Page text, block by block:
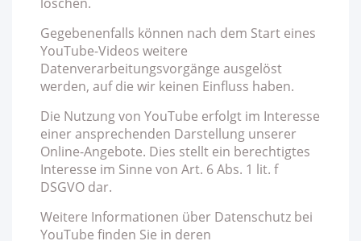
Gegebenenfalls können nach dem Start eines
YouTube-Videos weitere
Datenverarbeitungsvorgänge ausgelöst
werden, auf die wir keinen Einfluss haben.
Die Nutzung von YouTube erfolgt im Interesse
einer ansprechenden Darstellung unserer
Online-Angebote. Dies stellt ein berechtigtes
Interesse im Sinne von Art. 6 Abs. 1 lit. f
DSGVO dar.
Weitere Informationen über Datenschutz bei
YouTube finden Sie in deren